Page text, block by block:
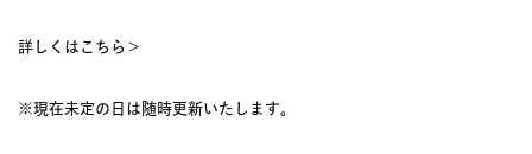
詳しくはこちら＞
※現在未定の日は随時更新いたします。